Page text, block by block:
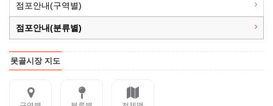
점포안내(구역별)
점포안내(분류별)
못골시장 지도